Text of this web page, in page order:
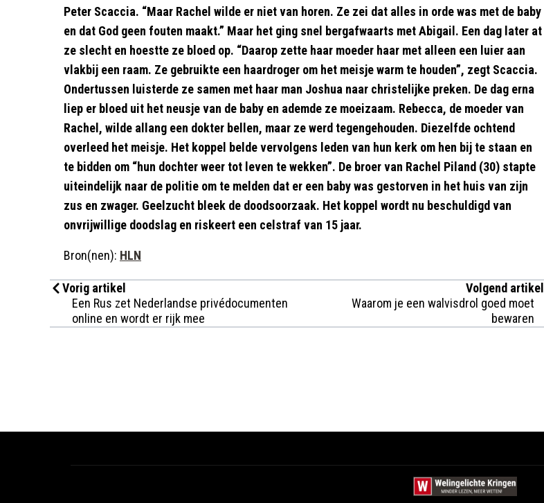
Peter Scaccia. “Maar Rachel wilde er niet van horen. Ze zei dat alles in orde was met de baby
en dat God geen fouten maakt.” Maar het ging snel bergafwaarts met Abigail. Een dag later at
ze slecht en hoestte ze bloed op. “Daarop zette haar moeder haar met alleen een luier aan
vlakbij een raam. Ze gebruikte een haardroger om het meisje warm te houden”, zegt Scaccia.
Ondertussen luisterde ze samen met haar man Joshua naar christelijke preken. De dag erna
liep er bloed uit het neusje van de baby en ademde ze moeizaam. Rebecca, de moeder van
Rachel, wilde allang een dokter bellen, maar ze werd tegengehouden. Diezelfde ochtend
overleed het meisje. Het koppel belde vervolgens leden van hun kerk om hen bij te staan en
te bidden om “hun dochter weer tot leven te wekken”. De broer van Rachel Piland (30) stapte
uiteindelijk naar de politie om te melden dat er een baby was gestorven in het huis van zijn
zus en zwager. Geelzucht bleek de doodsoorzaak. Het koppel wordt nu beschuldigd van
onvrijwillige doodslag en riskeert een celstraf van 15 jaar.
Bron(nen): HLN
Vorig artikel
Een Rus zet Nederlandse privédocumenten
online en wordt er rijk mee
Volgend artikel
Waarom je een walvisdrol goed moet
bewaren